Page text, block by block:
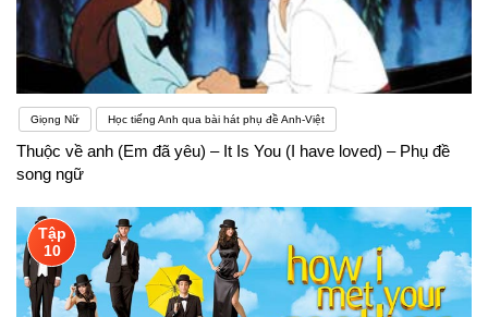
Giọng Nữ Học tiếng Anh qua bài hát phụ đề Anh-Việt
Thuộc về anh (Em đã yêu) – It Is You (I have loved) – Phụ đề
song ngữ
Tập
10